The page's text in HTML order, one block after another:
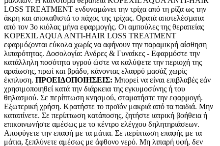
LOSS TREATMENT ενδυναµώνει την τρίχα από τη ρίζα ως την
άκρη και αποκαθιστά το πάχος της τρίχας. Ορατά αποτελέσµατα
από τον 3ο κιόλας µήνα εφαρµογής. Οι αµπούλες της θεραπείας
KOPEXIL AQUA ANTI-HAIR LOSS TREATMENT
εφαρμόζονται εύκολα χωρίς να αφήνουν την παραμικρή αίσθηση
λιπαρότητας. ∆οσολογία: Ανδρες & Γυναίκες - Εφαρµόστε την
κατάλληλη ποσότητα υγρού ώστε να καλύψετε την περιοχή της
αραίωσης, πρωί και βράδυ, κάνοντας ελαφρύ µασάζ χωρίς
έκπλυση. ΠΡΟΕΙΔΟΠΟΙΗΣΕΙΣ: Μπορεί να είναι επιβλαβές εάν
χρησιμοποιηθεί κατά την διάρκεια της εγκυμοσύνης ή του
θηλασμού. Σε περίπτωση κνησμού, σταματήστε την εφαρμογή.
Εξωτερική χρήση. Κρατήστε το προϊόν μακριά από τα παιδιά. Μην
καταπίνετε. Σε περίπτωση κατάποσης, ζητήστε ιατρική βοήθεια ή
επικοινωνήστε αμέσως με το κέντρο ελέγχου δηλητηριάσεων.
Αποφύγετε την επαφή με τα μάτια. Σε περίπτωση επαφής με τα
μάτια, ξεπλύνετε αμέσως με άφθονο νερό. Μη λιπαρή υφή, δεν